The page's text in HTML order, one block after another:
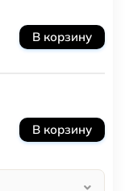
В корзину
В корзину